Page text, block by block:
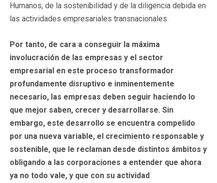
Humanos, de la sostenibilidad y de la diligencia debida en
las actividades empresariales transnacionales.
Por tanto, de cara a conseguir la máxima
involucración de las empresas y el sector
empresarial en este proceso transformador
profundamente disruptivo e inminentemente
necesario, las empresas deben seguir haciendo lo
que mejor saben, crecer y desarrollarse. Sin
embargo, este desarrollo se encuentra compelido
por una nueva variable, el crecimiento responsable y
sostenible, que le reclaman desde distintos ámbitos y
obligando a las corporaciones a entender que ahora
ya no todo vale, y que con su actividad